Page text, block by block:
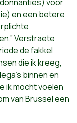
en een betere
Verstraete
de fakkel
die ik kreeg,
binnen en
ik mocht voelen
van Brussel een